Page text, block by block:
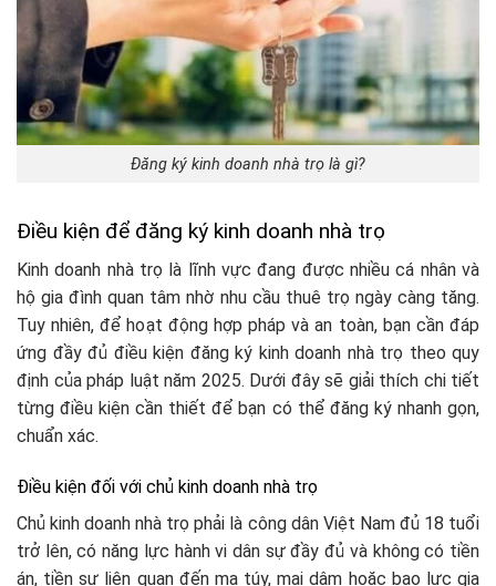
Đăng ký kinh doanh nhà trọ là gì?
Điều kiện để đăng ký kinh doanh nhà trọ
Kinh doanh nhà trọ là lĩnh vực đang được nhiều cá nhân và
hộ gia đình quan tâm nhờ nhu cầu thuê trọ ngày càng tăng.
Tuy nhiên, để hoạt động hợp pháp và an toàn, bạn cần đáp
ứng đầy đủ điều kiện đăng ký kinh doanh nhà trọ theo quy
định của pháp luật năm 2025. Dưới đây sẽ giải thích chi tiết
từng điều kiện cần thiết để bạn có thể đăng ký nhanh gọn,
chuẩn xác.
Điều kiện đối với chủ kinh doanh nhà trọ
Chủ kinh doanh nhà trọ phải là công dân Việt Nam đủ 18 tuổi
trở lên, có năng lực hành vi dân sự đầy đủ và không có tiền
án, tiền sự liên quan đến ma túy, mại dâm hoặc bạo lực gia